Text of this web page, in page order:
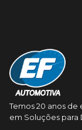
Temos 20 anos
em Soluções para